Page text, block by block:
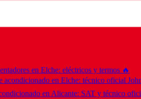
en Elche: eléctricos y termos 🔥
acondicionado en Elche: técnico oficial
en Alicante: SAT y técnico